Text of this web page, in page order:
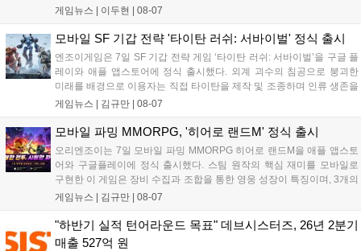
심 콘텐츠, 유료화 정책, 운영 방향을 공개했다. 캐릭터명 선점은
의 오만으로 균열이...
게임뉴스 | 이두현 08-07
모바일 SF 기갑 전략 '타이탄 러쉬: 서바이벌' 정식 출시
엔조이게임은 7일 SF 기갑 전략 게임 ‘타이탄 러쉬: 서바이벌’을 구글 플
레이와 애플 앱스토어에 정식 출시했다. 외계 괴수의 침공으로 붕괴한
미래를 배경으로 이용자는 직접 타이탄을 제작 및 조종하며 인류 생존을
위한 전투를 펼친다. 지휘관 모집, 피난처 운영, 연맹 협동 콘텐츠가 특징
지원 보상을 제공한다. 상세 내용은 공식 커뮤니티에서 확인 가능하다....
게임뉴스 | 김규만 08-07
모바일 파밍 MMORPG, '히어로 랜드M' 정식 출시
오리엔조이는 7일 모바일 파밍 MMORPG 히어로 랜드M을 애플 앱스토
어와 구글플레이에 정식 출시했다. 스팀 원작의 핵심 재미를 모바일로
구현한 이 게임은 장비 수집과 조합을 통한 영웅 성장이 특징이며, 3개의
무기 스킬을 활용한 전략적 전투와 길드전 등 다양한 콘텐츠를 제공한
혜택을 지급하며, 상세 내용은 공식 라운지에서 확인할 수 있다. 이용자
는 게임 접속 및 주요 콘텐츠 플레이를 통해 성장을 지원받을 수 있다....
게임뉴스 | 김규만 08-07
"하반기 실적 턴어라운드 목표" 데브시스터즈, 26년 2분기
매출 527억 원